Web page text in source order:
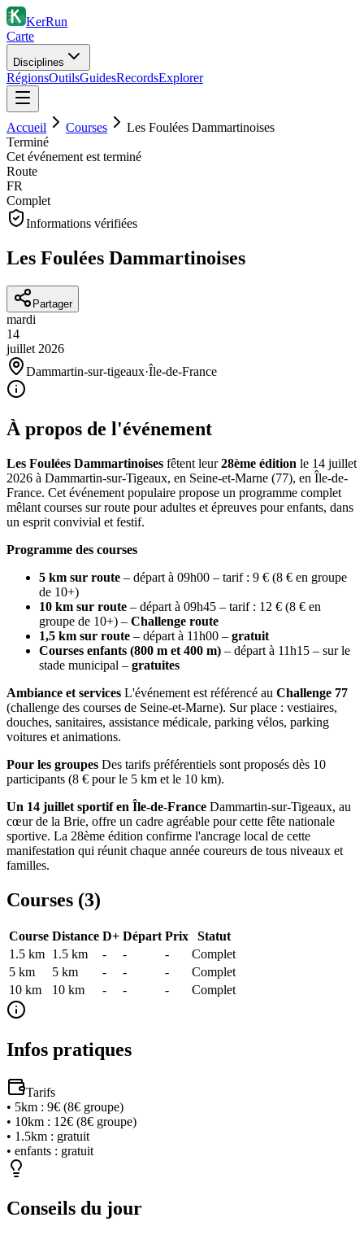
KerRun
Carte
Disciplines
RégionsOutilsGuidesRecordsExplorer
Accueil Courses
Les Foulées Dammartinoises
Terminé
Cet événement est terminé
Route
FR
Complet
Informations vérifiées
Les Foulées Dammartinoises
Partager
mardi
14
juillet 2026
Dammartin-sur-tigeaux·Île-de-France
À propos de l'événement
Les Foulées Dammartinoises fêtent leur28ème édition le 14 juillet
2026 à Dammartin-sur-Tigeaux, en Seine-et-Marne (77), en Île-de-
France. Cet événement populaire propose un programme complet
mêlant courses sur route pour adultes et épreuves pour enfants, dans
un esprit convivial et festif.
Programme des courses
5 km sur route – départ à 09h00 – tarif : 9 € (8 € en groupe
de 10+)
10 km sur route – départ à 09h45 – tarif : 12 € (8 € en
groupe de 10+) – Challenge route
1,5 km sur route – départ à 11h00 – gratuit
Courses enfants (800 m et 400 m) – départ à 11h15 – sur le
stade municipal – gratuites
Ambiance et services L'événement est référencé au Challenge 77
(challenge des courses de Seine-et-Marne). Sur place : vestiaires,
douches, sanitaires, assistance médicale, parking vélos, parking
voitures et animations.
Pour les groupes Des tarifs préférentiels sont proposés dès 10
participants (8 € pour le 5 km et le 10 km).
Un 14 juillet sportif en Île-de-France Dammartin-sur-Tigeaux, au
cœur de la Brie, offre un cadre agréable pour cette fête nationale
sportive. La 28ème édition confirme l'ancrage local de cette
manifestation qui réunit chaque année coureurs de tous niveaux et
familles.
Courses (3)
Course Distance D+ Départ Prix
Statut
1.5 km 1.5 km - - -
Complet
5 km
5 km - - -
Complet
10 km
10 km - - - Complet
Infos pratiques
Tarifs
• 5km : 9€ (8€ groupe)
• 10km : 12€ (8€ groupe)
• 1.5km : gratuit
• enfants : gratuit
Conseils du jour